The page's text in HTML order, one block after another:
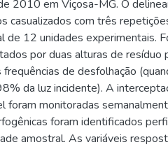
2010 em Viçosa-MG. O
casualizados com três
12 unidades experimentais.
por duas alturas de
frequências de desfolhação
da luz incidente). A
foram monitoradas
foram identificados
amostral. As variáveis